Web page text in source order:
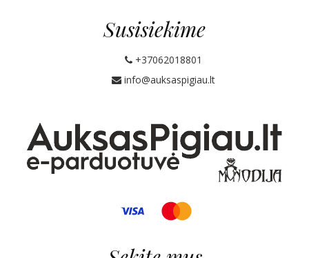
Susisiekime
+37062018801
info@auksaspigiau.lt